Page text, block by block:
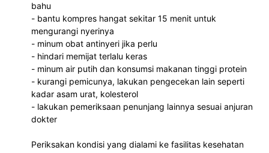
bahu
- bantu kompres hangat sekitar 15 menit untuk
mengurangi nyerinya
- minum obat antinyeri jika perlu
- hindari memijat terlalu keras
- minum air putih dan konsumsi makanan tinggi protein
- kurangi pemicunya, lakukan pengecekan lain seperti
kadar asam urat, kolesterol
- lakukan pemeriksaan penunjang lainnya sesuai anjuran
dokter
Periksakan kondisi yang dialami ke fasilitas kesehatan